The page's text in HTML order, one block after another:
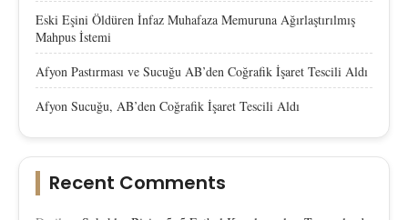
Eski Eşini Öldüren İnfaz Muhafaza Memuruna Ağırlaştırılmış
Mahpus İstemi
Afyon Pastırması ve Sucuğu AB’den Coğrafik İşaret Tescili Aldı
Afyon Sucuğu, AB’den Coğrafik İşaret Tescili Aldı
Recent Comments